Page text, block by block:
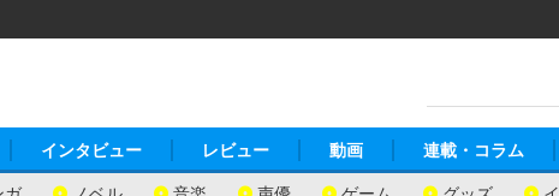
インタビュー レビュー 動画 連載・コラム